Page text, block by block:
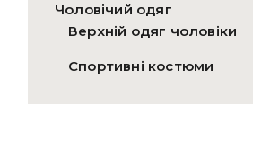
Чоловічий одяг
Верхній одяг чоловіки
Спортивні костюми